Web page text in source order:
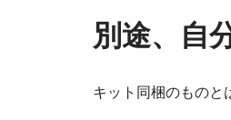
別途、自
キット同梱のものと